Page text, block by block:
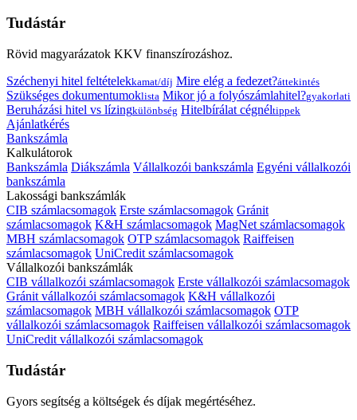
Tudástár
Rövid magyarázatok KKV finanszírozáshoz.
Széchenyi hitel feltételekkamat/díj Mire elég a fedezet?áttekintés
Szükséges dokumentumoklista Mikor jó a folyószámlahitel?gyakorlati
Beruházási hitel vs lízingkülönbség Hitelbírálat cégnéltippek
Ajánlatkérés
Bankszámla
Kalkulátorok
Bankszámla Diákszámla Vállalkozói bankszámla Egyéni vállalkozói
bankszámla
Lakossági bankszámlák
CIB számlacsomagok Erste számlacsomagok Gránit
számlacsomagok K&H számlacsomagok MagNet számlacsomagok
MBH számlacsomagok OTP számlacsomagok Raiffeisen
számlacsomagok UniCredit számlacsomagok
Vállalkozói bankszámlák
CIB vállalkozói számlacsomagok Erste vállalkozói számlacsomagok
Gránit vállalkozói számlacsomagok K&H vállalkozói
számlacsomagok MBH vállalkozói számlacsomagok OTP
vállalkozói számlacsomagok Raiffeisen vállalkozói számlacsomagok
UniCredit vállalkozói számlacsomagok
Tudástár
Gyors segítség a költségek és díjak megértéséhez.